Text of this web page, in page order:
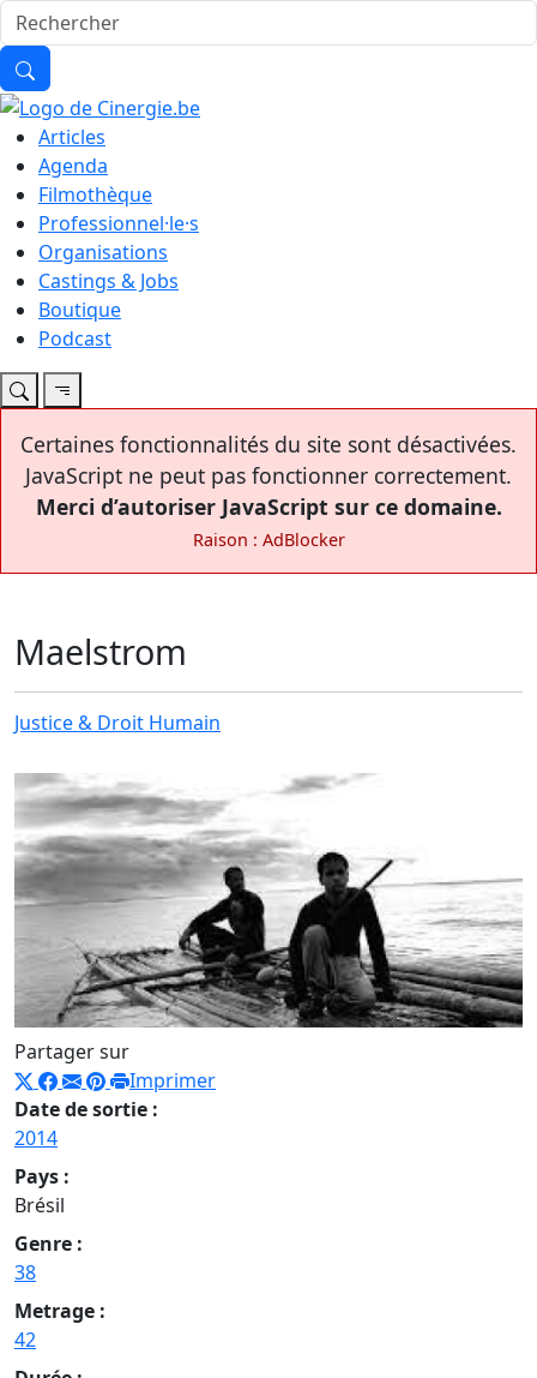
Articles
Agenda
Filmothèque
Professionnel·le·s
Organisations
Castings & Jobs
Boutique
Podcast
Certaines fonctionnalités du site sont désactivées.
JavaScript ne peut pas fonctionner correctement.
Merci d’autoriser JavaScript sur ce domaine.
Raison : AdBlocker
Maelstrom
Justice & Droit Humain
Partager sur
Imprimer
Date de sortie :
2014
Pays :
Brésil
Genre :
38
Metrage :
42